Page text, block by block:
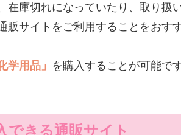
在庫切れになっていたり、取り扱
販サイトをご利用することをおす
学用品」 を購入することが可能です
できる通販サイト